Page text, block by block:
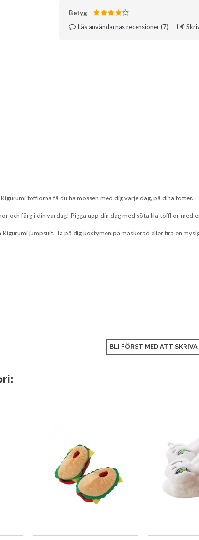
Betyg
Läs användarnas recensioner (7)‎
tofflorna få du ha mössen med dig varje dag, på dina fötter.
och färg i din vardag! Pigga upp din dag med söta lila toffl or med
jumpsuit. Ta på dig kostymen på maskerad eller fira en
BLI FÖRST MED ATT SKRIVA